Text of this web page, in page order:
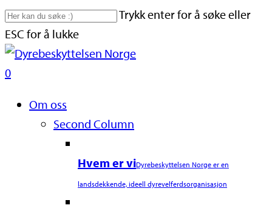
Skip
to
main
content
Trykk enter for å søke eller
ESC for å lukke
Close
Search
search
0
Om oss
Second Column
Hvem er viDyrebeskyttelsen Norge er en
landsdekkende, ideell dyrevelferdsorganisasjon